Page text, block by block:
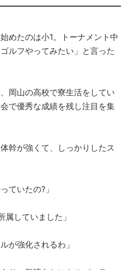
めたのは小1。トーナメント中
ルフやってみたい」と言った
岡山の高校で寮生活をしてい
で優秀な成績を残し注目を集
幹が強くて、しっかりしたス
ていたの?」
属していました」
が強化されるわ」